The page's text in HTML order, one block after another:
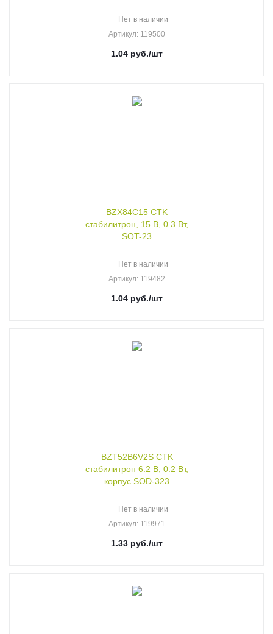
Нет в наличии
Артикул: 119500
1.04 руб./шт
BZX84C15 CTK
стабилитрон, 15 В, 0.3 Вт,
SOT-23
Нет в наличии
Артикул: 119482
1.04 руб./шт
BZT52B6V2S CTK
стабилитрон 6.2 В, 0.2 Вт,
корпус SOD-323
Нет в наличии
Артикул: 119971
1.33 руб./шт